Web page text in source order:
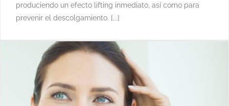
produciendo un efecto lifting inmediato, así como para
prevenir el descolgamiento. [...]